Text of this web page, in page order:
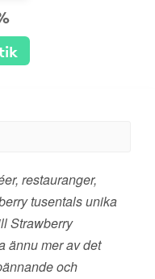
restauranger,
tusentals unika
Strawberry
ännu mer av det
och